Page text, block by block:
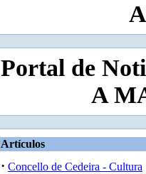
Portal de
A
Artículos
· Concello de Cedeira - Cultura